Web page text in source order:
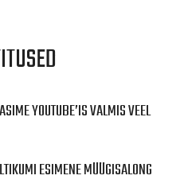
YOUTUBE’IS VALMIS VEEL
ESIMENE MÜÜGISALONG